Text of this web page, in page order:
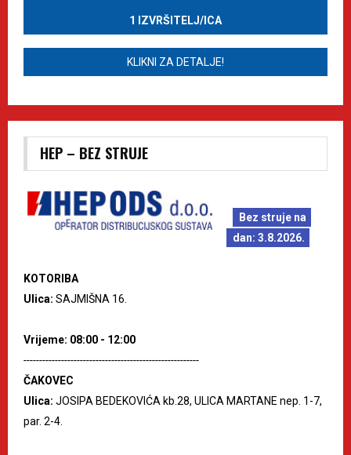
1 IZVRŠITELJ/ICA
KLIKNI ZA DETALJE!
HEP – BEZ STRUJE
Bez struje na
dan: 3.8.2026.
KOTORIBA
Ulica: SAJMIŠNA 16.
Vrijeme: 08:00 - 12:00
--------------------------------------------------------
ČAKOVEC
Ulica: JOSIPA BEDEKOVIĆA kb.28, ULICA MARTANE nep. 1-7,
par. 2-4.